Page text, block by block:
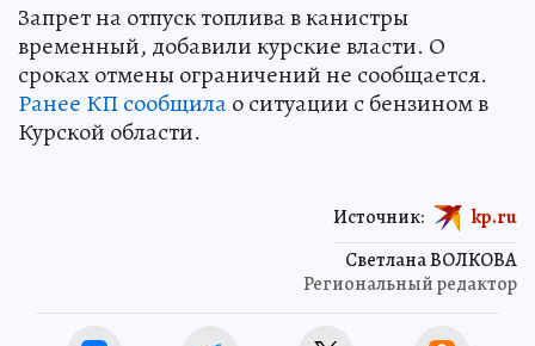
Запрет на отпуск топлива в канистры
временный, добавили курские власти. О
сроках отмены ограничений не сообщается.
Ранее КП сообщилао ситуации с бензином в
Курской области.
Светлана ВОЛКОВА
Региональный редактор
Источник: kp.ru